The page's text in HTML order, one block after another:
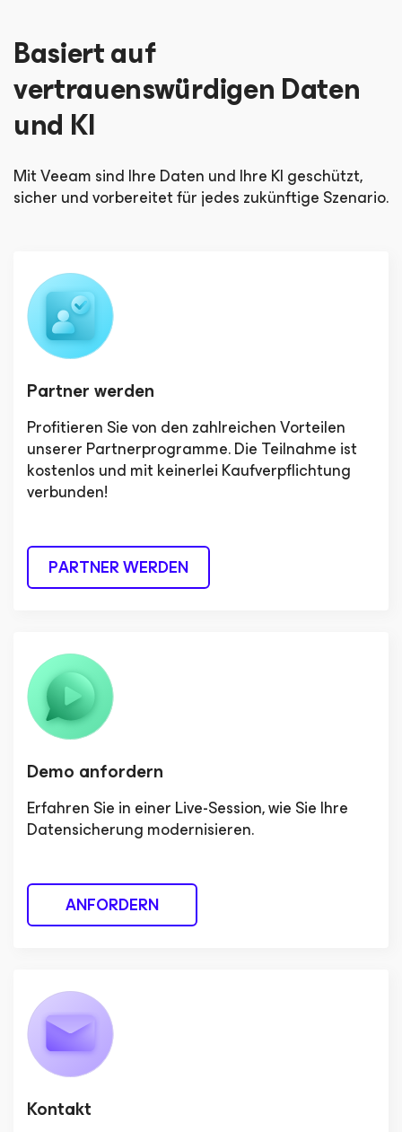
Basiert auf
vertrauenswürdigen Daten
und KI
Mit Veeam sind Ihre Daten und Ihre KI geschützt,
sicher und vorbereitet für jedes zukünftige Szenario.
Partner werden
Profitieren Sie von den zahlreichen Vorteilen
unserer Partnerprogramme. Die Teilnahme ist
kostenlos und mit keinerlei Kaufverpflichtung
verbunden!
PARTNER WERDEN
Demo anfordern
Erfahren Sie in einer Live-Session, wie Sie Ihre
Datensicherung modernisieren.
ANFORDERN
Kontakt